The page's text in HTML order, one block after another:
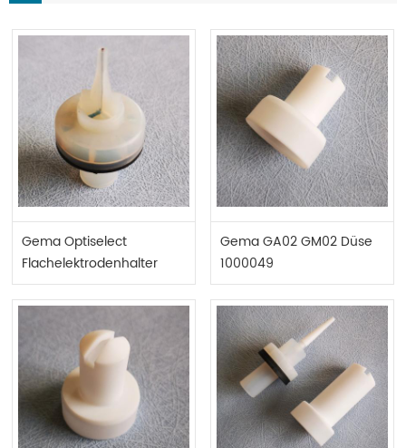
Gema Optiselect
Flachelektrodenhalter
1000055
Gema GA02 GM02 Düse
1000049